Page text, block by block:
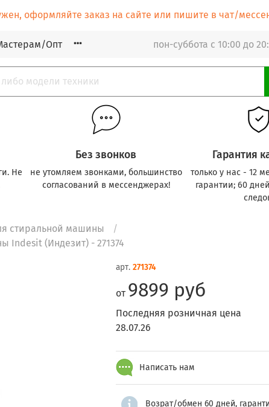
оформляйте заказ на сайте или пишите в чат/
Опт пон-суббота с 10:00 до
Не
Без звонков
не утомляем звонками, большинство
согласований в мессенджерах!
Гарантия
только у нас - 12
гарантии; 60
стиральной машины
Indesit (Индезит) - 271374
арт. 271374
от 9899 руб
Последняя розничная цена
28.07.26
Написать нам
Возрат/обмен 60 дней,